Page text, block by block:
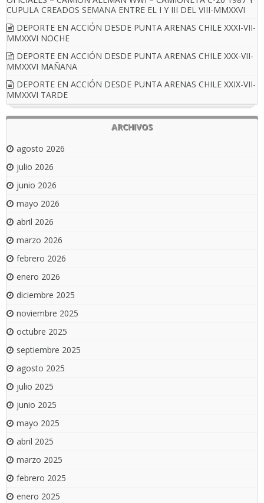
CUPULA CREADOS SEMANA ENTRE EL I Y III DEL VIII-MMXXVI
DEPORTE EN ACCIÓN DESDE PUNTA ARENAS CHILE XXXI-VII-
MMXXVI NOCHE
DEPORTE EN ACCIÓN DESDE PUNTA ARENAS CHILE XXX-VII-
MMXXVI MAÑANA
DEPORTE EN ACCIÓN DESDE PUNTA ARENAS CHILE XXIX-VII-
MMXXVI TARDE
ARCHIVOS
agosto 2026
julio 2026
junio 2026
mayo 2026
abril 2026
marzo 2026
febrero 2026
enero 2026
diciembre 2025
noviembre 2025
octubre 2025
septiembre 2025
agosto 2025
julio 2025
junio 2025
mayo 2025
abril 2025
marzo 2025
febrero 2025
enero 2025